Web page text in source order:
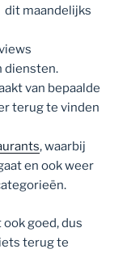
dit maandelijks
diensten.
van bepaalde
terug te vinden
, waarbij
en ook weer
goed, dus
terug te